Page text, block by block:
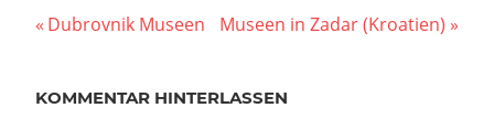
Beitragsnavigation
Vorheriger
Dubrovnik Museen
Nächster
Museen in Zadar (Kroatien)
KOMMENTAR HINTERLASSEN